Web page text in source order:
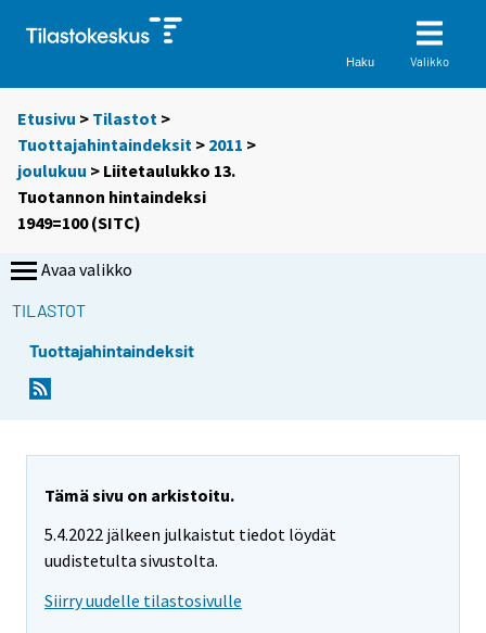
Haku Valikko
Etusivu > Tilastot >
Tuottajahintaindeksit > 2011 >
joulukuu > Liitetaulukko 13.
Tuotannon hintaindeksi
1949=100 (SITC)
Avaa valikko
TILASTOT
Tuottajahintaindeksit
Tämä sivu on arkistoitu.
5.4.2022 jälkeen julkaistut tiedot löydät
uudistetulta sivustolta.
Siirry uudelle tilastosivulle